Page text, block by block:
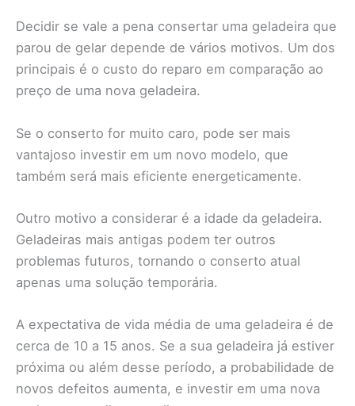
Decidir se vale a pena consertar uma geladeira que
parou de gelar depende de vários motivos. Um dos
principais é o custo do reparo em comparação ao
preço de uma nova geladeira.
Se o conserto for muito caro, pode ser mais
vantajoso investir em um novo modelo, que
também será mais eficiente energeticamente.
Outro motivo a considerar é a idade da geladeira.
Geladeiras mais antigas podem ter outros
problemas futuros, tornando o conserto atual
apenas uma solução temporária.
A expectativa de vida média de uma geladeira é de
cerca de 10 a 15 anos. Se a sua geladeira já estiver
próxima ou além desse período, a probabilidade de
novos defeitos aumenta, e investir em uma nova